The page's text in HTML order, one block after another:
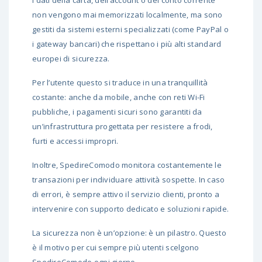
non vengono mai memorizzati localmente, ma sono
gestiti da sistemi esterni specializzati (come PayPal o
i gateway bancari) che rispettano i più alti standard
europei di sicurezza.
Per l’utente questo si traduce in una tranquillità
costante: anche da mobile, anche con reti Wi-Fi
pubbliche, i pagamenti sicuri sono garantiti da
un’infrastruttura progettata per resistere a frodi,
furti e accessi impropri.
Inoltre, SpedireComodo monitora costantemente le
transazioni per individuare attività sospette. In caso
di errori, è sempre attivo il servizio clienti, pronto a
intervenire con supporto dedicato e soluzioni rapide.
La sicurezza non è un’opzione: è un pilastro. Questo
è il motivo per cui sempre più utenti scelgono